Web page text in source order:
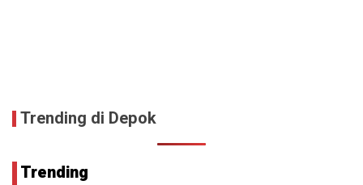
Trending di Depok
Trending